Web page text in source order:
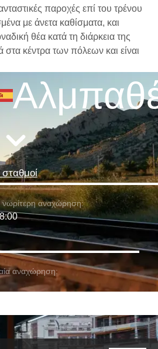
παροχές επί του τρένου
με άνετα καθίσματα, και
θέα κατά τη διάρκεια της
στα κέντρα των πόλεων και είναι
νωρίτερη αναχώρηση:
αναχώρηση: